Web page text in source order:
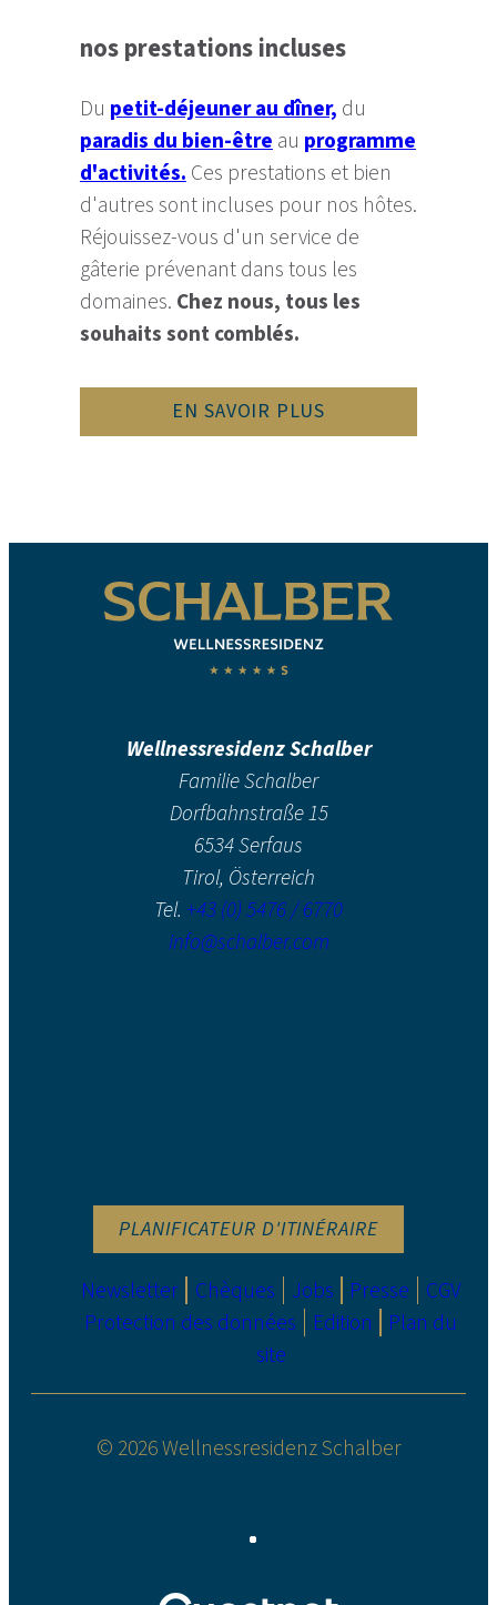
nos prestations incluses
Du petit-déjeuner au dîner, du
paradis du bien-être au programme
d'activités. Ces prestations et bien
d'autres sont incluses pour nos hôtes.
Réjouissez-vous d'un service de
gâterie prévenant dans tous les
domaines. Chez nous, tous les
souhaits sont comblés.
EN SAVOIR PLUS
Wellnessresidenz Schalber
Familie Schalber
Dorfbahnstraße 15
6534 Serfaus
Tirol, Österreich
Tel. +43 (0) 5476 / 6770
info@schalber.com
PLANIFICATEUR D'ITINÉRAIRE
Newsletter Chèques Jobs Presse
CGV
Protection des données
Edition
Plan du
site
© 2026 Wellnessresidenz Schalber